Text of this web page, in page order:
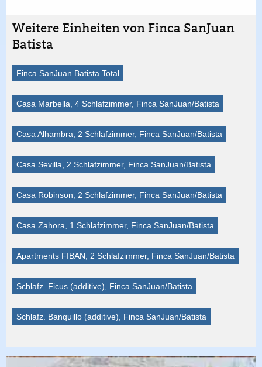
Weitere Einheiten von Finca SanJuan
Batista
Finca SanJuan Batista Total
Casa Marbella, 4 Schlafzimmer, Finca SanJuan/Batista
Casa Alhambra, 2 Schlafzimmer, Finca SanJuan/Batista
Casa Sevilla, 2 Schlafzimmer, Finca SanJuan/Batista
Casa Robinson, 2 Schlafzimmer, Finca SanJuan/Batista
Casa Zahora, 1 Schlafzimmer, Finca SanJuan/Batista
Apartments FIBAN, 2 Schlafzimmer, Finca SanJuan/Batista
Schlafz. Ficus (additive), Finca SanJuan/Batista
Schlafz. Banquillo (additive), Finca SanJuan/Batista